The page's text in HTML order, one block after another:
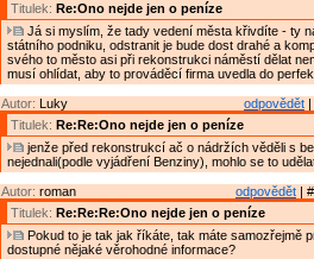
Titulek: Re:Ono nejde jen o peníze
Já si myslím, že tady vedení města křivdíte - ty
státního podniku, odstranit je bude dost drahé a
svého to město asi při rekonstrukci náměstí dělat
musí ohlídat, aby to prováděcí firma uvedla do
odpovědět
Autor: Luky
Titulek: Re:Re:Ono nejde jen o peníze
jenže před rekonstrukcí ač o nádržích věděli s
nejednali(podle vyjádření Benziny), mohlo se to
odpovědět |
Autor: roman
Titulek: Re:Re:Re:Ono nejde jen o peníze
Pokud to je tak jak říkáte, tak máte samozřejmě
dostupné nějaké věrohodné informace?